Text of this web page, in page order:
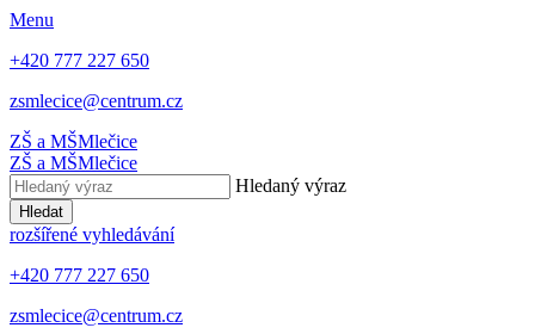
Menu
+420 777 227 650
zsmlecice@centrum.cz
ZŠ a MŠMlečice
ZŠ a MŠMlečice
Hledaný výraz
Hledat
rozšířené vyhledávání
+420 777 227 650
zsmlecice@centrum.cz